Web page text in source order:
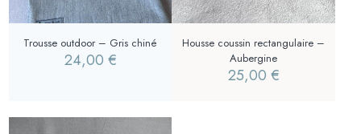
Trousse outdoor – Gris chiné
24,00 €
Housse coussin rectangulaire –
Aubergine
25,00 €